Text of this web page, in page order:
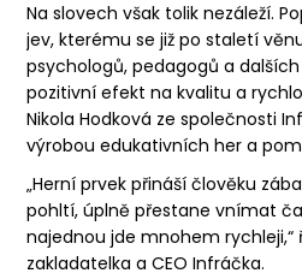
Na slovech však tolik nezáleží.
jev, kterému se již po staletí
psychologů, pedagogů a
pozitivní efekt na kvalitu a
Nikola Hodková ze společnosti
výrobou edukativních her a
„Herní prvek přináší člověku
pohltí, úplně přestane vnímat
najednou jde mnohem rychleji,“
zakladatelka a CEO Infráčka.